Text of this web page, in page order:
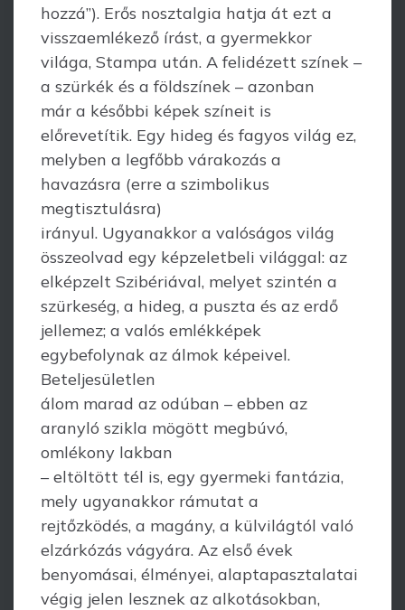
hozzá”). Erős nosztalgia hatja át ezt a
visszaemlékező írást, a gyermekkor
világa, Stampa után. A felidézett színek –
a szürkék és a földszínek – azonban
már a későbbi képek színeit is
előrevetítik. Egy hideg és fagyos világ ez,
melyben a legfőbb várakozás a
havazásra (erre a szimbolikus
megtisztulásra)
irányul. Ugyanakkor a valóságos világ
összeolvad egy képzeletbeli világgal: az
elképzelt Szibériával, melyet szintén a
szürkeség, a hideg, a puszta és az erdő
jellemez; a valós emlékképek
egybefolynak az álmok képeivel.
Beteljesületlen
álom marad az odúban – ebben az
aranyló szikla mögött megbúvó,
omlékony lakban
– eltöltött tél is, egy gyermeki fantázia,
mely ugyanakkor rámutat a
rejtőzködés, a magány, a külvilágtól való
elzárkózás vágyára. Az első évek
benyomásai, élményei, alaptapasztalatai
végig jelen lesznek az alkotásokban,